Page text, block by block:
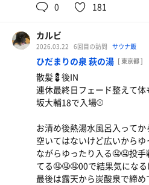
張ろ😉
0 181
カルビ
2026.03.22 6回目の訪問 サウナ飯
ひだまりの泉 萩の湯 [ 東京都 ]
散髪💈後IN
連休最終日フェード整えて
坂大輔18で入場⚾️
お清め後熱湯水風呂入ってか
空いてはないけど広いから
ながらゆったり入る🤤🤤投
てる🤤🤤🤤00で結果気にな
最後は露天から炭酸泉で締め